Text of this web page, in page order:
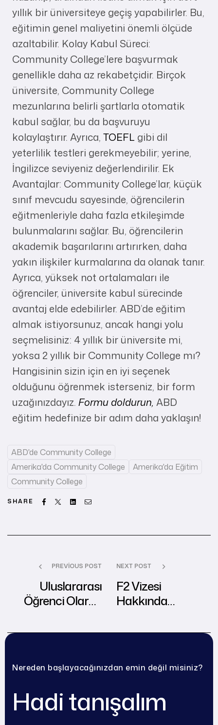
yıllık bir üniversiteye geçiş yapabilirler. Bu,
eğitimin genel maliyetini önemli ölçüde
azaltabilir. Kolay Kabul Süreci:
Community College’lere başvurmak
genellikle daha az rekabetçidir. Birçok
üniversite, Community College
mezunlarına belirli şartlarla otomatik
kabul sağlar, bu da başvuruyu
kolaylaştırır. Ayrıca, TOEFL gibi dil
yeterlilik testleri gerekmeyebilir; yerine,
İngilizce seviyeniz değerlendirilir. Ek
Avantajlar: Community College’lar, küçük
sınıf mevcudu sayesinde, öğrencilerin
eğitmenleriyle daha fazla etkileşimde
bulunmalarını sağlar. Bu, öğrencilerin
akademik başarılarını artırırken, daha
yakın ilişkiler kurmalarına da olanak tanır.
Ayrıca, yüksek not ortalamaları ile
öğrenciler, üniversite kabul sürecinde
avantaj elde edebilirler. ABD’de eğitim
almak istiyorsunuz, ancak hangi yolu
seçmelisiniz: 4 yıllık bir üniversite mi,
yoksa 2 yıllık bir Community College mı?
Hangisinin sizin için en iyi seçenek
olduğunu öğrenmek isterseniz, bir form
uzağınızdayız. Formu doldurun, ABD
eğitim hedefinize bir adım daha yaklaşın!
ABD'de Community College
Amerika'da Community College
Amerika'da Eğitim
Community College
SHARE Facebook
Twitter LinkedinEmail
PREVIOUS POST
Uluslararası
Öğrenci Olarak
NEXT POST
F2 Vizesi
Hakkında
Gerekenler
Nereden başlayacağınızdan emin değil misiniz?
Hadi tanışalım